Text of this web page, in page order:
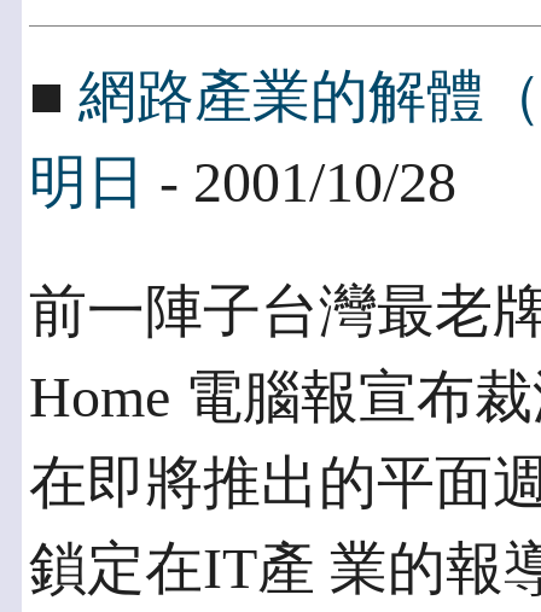
■ 網路產業的解體
明日 - 2001/10/28
前一陣子台灣最老
Home 電腦報宣布
在即將推出的平面
鎖定在IT產 業的報